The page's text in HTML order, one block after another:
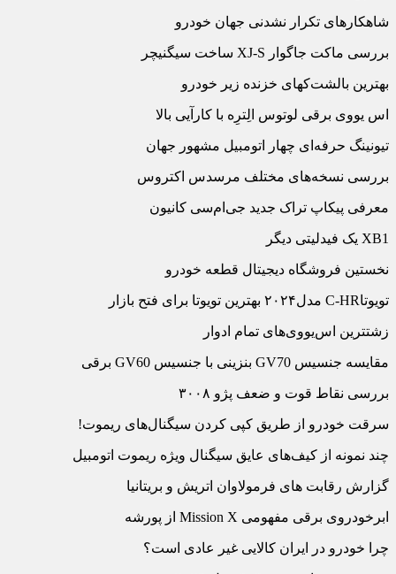
شاهکارهای تکرار نشدنی جهان خودرو
بررسی ماکت جاگوار XJ-S ساخت سیگنیچر
بهترین بالشت‌ک‏های خزنده زیر خودرو
اس یووی برقی لوتوس الِترِه با کارآیی بالا
تیونینگ حرفه‌‏ای چهار اتومبیل مشهور جهان
بررسی نسخه‏‌های مختلف مرسدس اکتروس
معرفی پیکاپ تراک جدید جی‌‏ام‌‏سی کانیون
XB1 یک فیدلیتی دیگر
نخستین فروشگاه دیجیتال قطعه خودرو
تویوتاC-HR مدل۲۰۲۴ بهترین تویوتا برای فتح بازار
زشت‏ترین اس‏‌یووی‏‌های تمام ادوار
مقایسه جنسیس GV70 بنزینی با جنسیس GV60 برقی
بررسی نقاط قوت و ضعف پژو ۳۰۰۸
سرقت خودرو از طریق کپی کردن سیگنال‏‌های ریموت!
چند نمونه از کیف‌‏های عایق سیگنال ویژه ریموت اتومبیل
گزارش رقابت های فرمولاوان اتریش و بریتانیا
ابرخودروی برقی مفهومی Mission X از پورشه
چرا خودرو در ایران کالایی غیر عادی است؟